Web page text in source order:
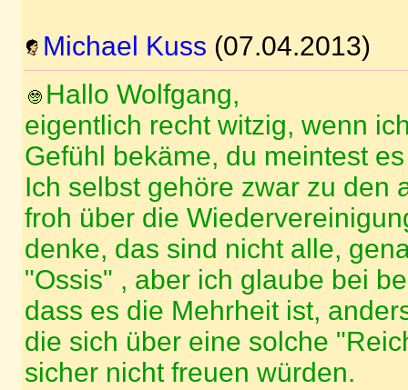
Michael Kuss (07.04.2013)
Hallo Wolfgang,
eigentlich recht witzig, wenn
Gefühl bekäme, du meintest
Ich selbst gehöre zwar zu den
froh über die
denke, das sind nicht alle,
"Ossis" , aber ich glaube bei
dass es die Mehrheit ist,
die sich über eine solche
sicher nicht freuen würden.